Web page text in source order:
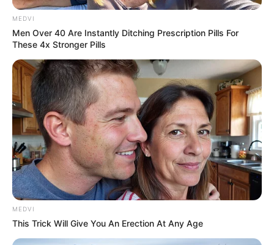
MEDVI
Men Over 40 Are Instantly Ditching Prescription Pills For
These 4x Stronger Pills
MEDVI
This Trick Will Give You An Erection At Any Age